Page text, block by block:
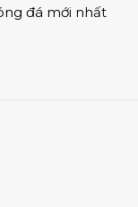
đá mới nhất